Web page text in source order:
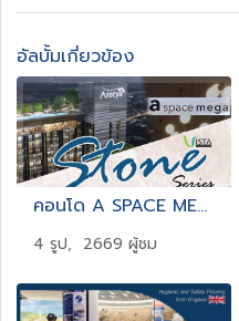
อัลบั้มเกี่ยวข้อง
คอนโด A SPACE MEGA จากอารียา พร็อพเพอร์ตี้
4 รูป, 2669 ผู้ชม